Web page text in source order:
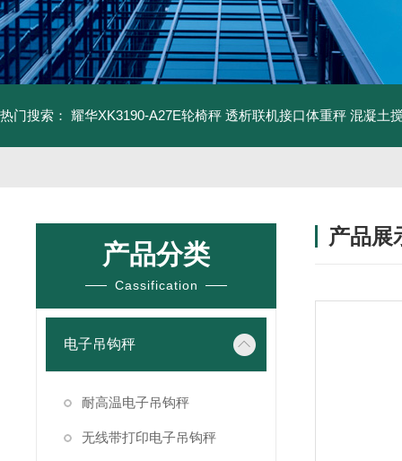
热门搜索： 耀华XK3190-A27E轮椅秤 透析联机接口体重秤 混凝土
产品分类
Cassification
电子吊钩秤
耐高温电子吊钩秤
无线带打印电子吊钩秤
产品展